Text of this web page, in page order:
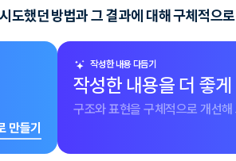
도했던 방법과 그 결과에 대해 구체적으
만들기
작성한 내용 다듬기
작성한 내용을 더 좋
구조와 표현을 구체적으로 개선해